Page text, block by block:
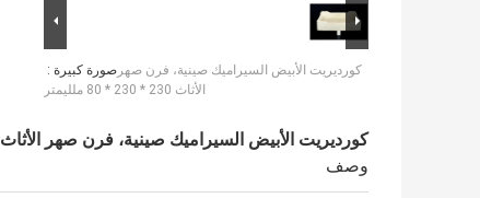
صورة كبيرة : كورديريت الأبيض السيراميك صينية، فرن صهر
الأثاث 230 * 230 * 80 ملليمتر
كورديريت الأبيض السيراميك صينية، فرن صهر الأثاث 230 * 230 * 80 ملليمتر
وصف